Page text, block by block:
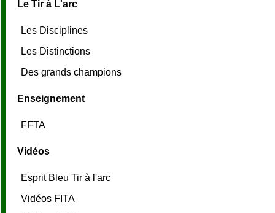
Le Tir à L'arc
Les Disciplines
Les Distinctions
Des grands champions
Enseignement
FFTA
Vidéos
Esprit Bleu Tir à l'arc
Vidéos FITA